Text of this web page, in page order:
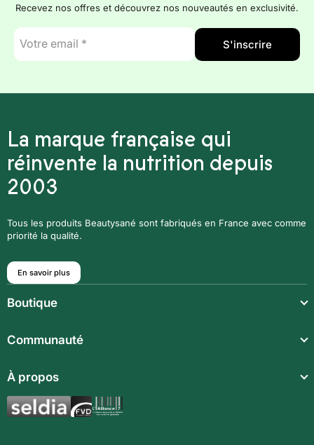
Recevez nos offres et découvrez nos nouveautés en exclusivité.
E-
mail
*
S'inscrire
La marque française qui
réinvente la nutrition depuis
2003
Tous les produits Beautysané sont fabriqués en France avec comme
priorité la qualité.
En savoir plus
Boutique
Compléments alimentaires
Boissons techniques
Communauté
À propos